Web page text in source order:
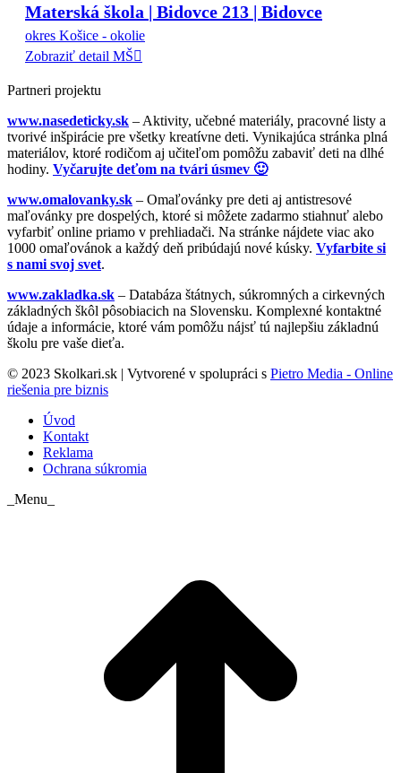
Materská škola | Bidovce 213 | Bidovce
okres Košice - okolie
Zobraziť detail MŠ
Partneri projektu
www.nasedeticky.sk – Aktivity, učebné materiály, pracovné listy a
tvorivé inšpirácie pre všetky kreatívne deti. Vynikajúca stránka plná
materiálov, ktoré rodičom aj učiteľom pomôžu zabaviť deti na dlhé
hodiny. Vyčarujte deťom na tvári úsmev 🙂
www.omalovanky.sk – Omaľovánky pre deti aj antistresové
maľovánky pre dospelých, ktoré si môžete zadarmo stiahnuť alebo
vyfarbiť online priamo v prehliadači. Na stránke nájdete viac ako
1000 omaľovánok a každý deň pribúdajú nové kúsky. Vyfarbite si
s nami svoj svet.
www.zakladka.sk – Databáza štátnych, súkromných a cirkevných
základných škôl pôsobiacich na Slovensku. Komplexné kontaktné
údaje a informácie, ktoré vám pomôžu nájsť tú najlepšiu základnú
školu pre vaše dieťa.
© 2023 Skolkari.sk | Vytvorené v spolupráci s Pietro Media - Online
riešenia pre biznis
Úvod
Kontakt
Reklama
Ochrana súkromia
_Menu_